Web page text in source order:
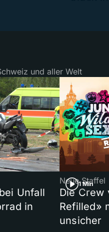
und aller Welt
Unfall
in
1 Min
Neue Staffel
Die Crew
Refilled»
unsicher